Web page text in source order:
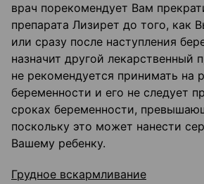
врач порекомендует Вам
препарата Лизирет до того, как
или сразу после наступления
назначит другой лекарственный
не рекомендуется принимать на
беременности и его не следует
сроках беременности,
поскольку это может нанести
Вашему ребенку.
Грудное вскармливание